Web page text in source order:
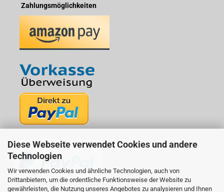
Diese Webseite verwendet Cookies und andere
Technologien
Wir verwenden Cookies und ähnliche Technologien, auch von
Drittanbietern, um die ordentliche Funktionsweise der Website zu
gewährleisten, die Nutzung unseres Angebotes zu analysieren und Ihnen
Zahlungsmöglichkeiten